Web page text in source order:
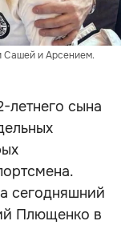
Сашей и Арсением.
летнего сына
сегодняшний
Плющенко в